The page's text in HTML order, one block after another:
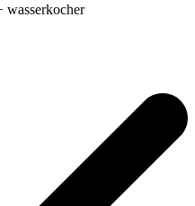
wasserkocher